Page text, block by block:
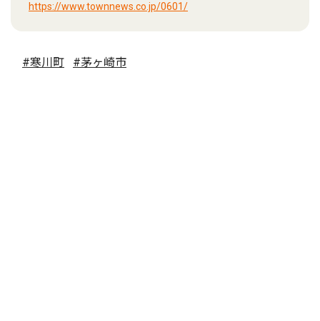
https://www.townnews.co.jp/0601/
#寒川町 #茅ヶ崎市